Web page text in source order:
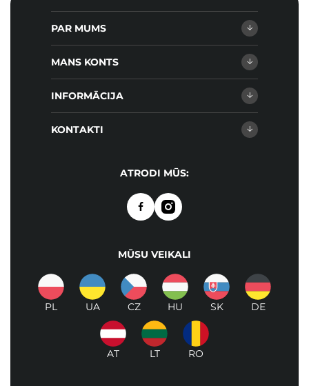
PAR MUMS
MANS KONTS
INFORMĀCIJA
KONTAKTI
ATRODI MŪS:
MŪSU VEIKALI
PL UA CZ HU SK DE
AT LT RO